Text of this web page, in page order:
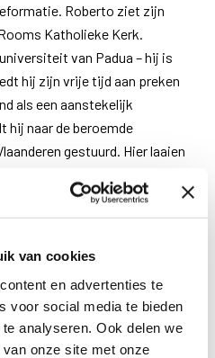
van cookies
en advertenties te
voor social media te bieden
analyseren. Ook delen we
onze site met onze
Roberto ziet zijn
Katholieke Kerk.
van Padua – hij is
hij zijn vrije tijd aan preken
als een aanstekelijk
hij naar de beroemde
gestuurd. Hier laaien
leer soms hoog op. Hij
die zich
Brittannië, waar de
van de katholieke
door werkt hij aan zijn
het stuk voor stuk